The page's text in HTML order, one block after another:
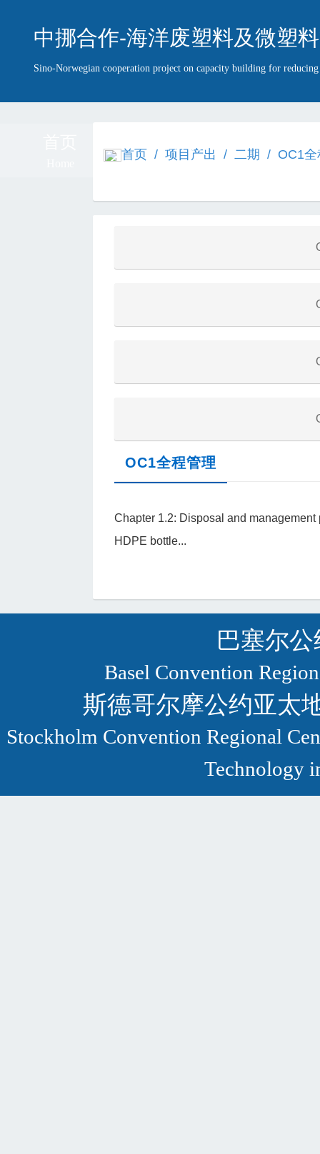
中挪合作-海洋废塑料及微塑
Sino-Norwegian cooperation project on capacity building for
Introduction Team
首页 / 项目产出 / 二期 / OC1
OC1全程管理
Chapter 1.2: Disposal and
HDPE bottle...
巴塞尔
Basel Convention
斯德哥尔摩公约亚太
Stockholm Convention Regional
Technology